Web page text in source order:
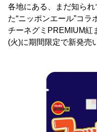
各地にある、まだ知ら
た“ニッポンエール”コ
チーネグミPREMIUM紅
(火)に期間限定で新発売